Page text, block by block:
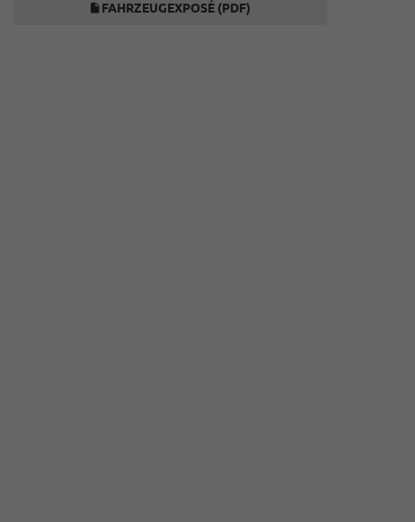
FAHRZEUGEXPOSÉ (PDF)